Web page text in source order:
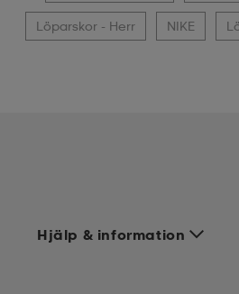
Löparskor - Herr NIKE
Hjälp & information